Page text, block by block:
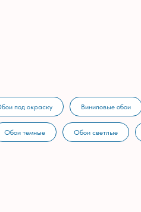
под окраску Виниловые обои
Обои темные Обои светлые